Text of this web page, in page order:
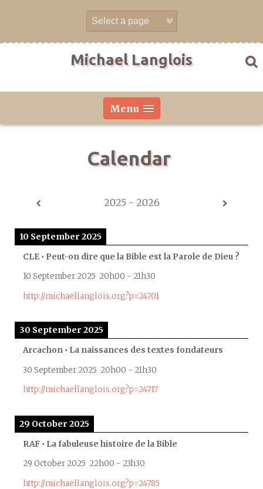
Michael Langlois
Menu
Calendar
2025 - 2026
10 September 2025
CLE • Peut-on dire que la Bible est la Parole de Dieu ?
10 September 2025 20h00 - 21h30
http://michaellanglois.org?p=24701
30 September 2025
Arcachon • La naissances des textes fondateurs
30 September 2025 20h00 - 21h30
http://michaellanglois.org?p=24717
29 October 2025
RAF • La fabuleuse histoire de la Bible
29 October 2025 22h00 - 23h30
http://michaellanglois.org?p=24785